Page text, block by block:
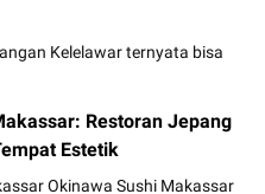
Kelelawar ternyata bisa
Restoran Jepang
Estetik
Okinawa Sushi Makassar